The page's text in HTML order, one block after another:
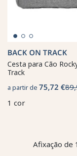
BACK ON TRACK
Cesta para Cão
Track
a partir de 75,72 €
1 cor
Afixação de